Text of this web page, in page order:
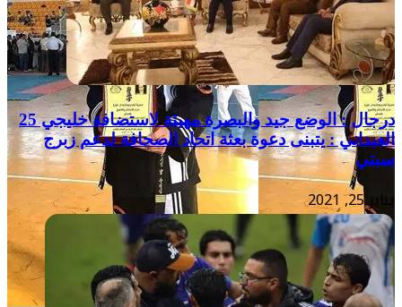
درجال : الوضع جيد والبصرة مهيئة لاستضافة خليجي 25
العيداني : يتبنى دعوة بعثة اتحاد الصحافة لدعم زبرج
سبتي
يناير 25, 2021